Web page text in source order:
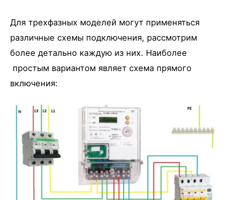
Для трехфазных моделей могут применяться
различные схемы подключения, рассмотрим
более детально каждую из них. Наиболее
простым вариантом являет схема прямого
включения: